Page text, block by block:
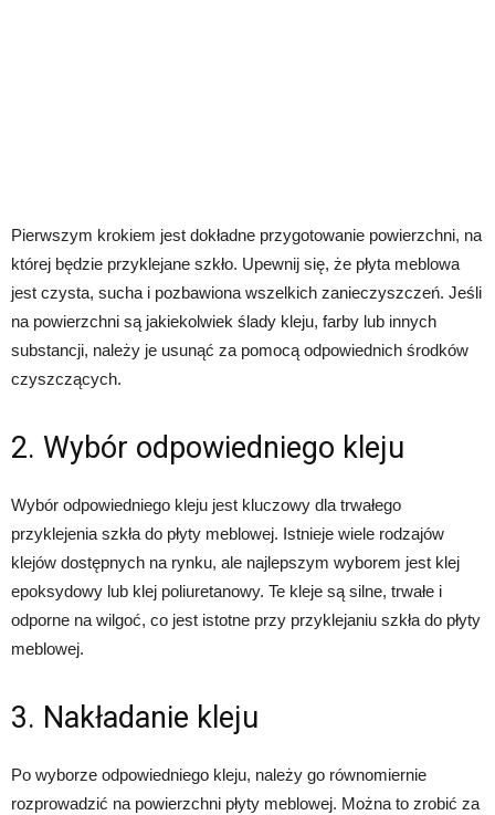
Pierwszym krokiem jest dokładne przygotowanie powierzchni, na
której będzie przyklejane szkło. Upewnij się, że płyta meblowa
jest czysta, sucha i pozbawiona wszelkich zanieczyszczeń. Jeśli
na powierzchni są jakiekolwiek ślady kleju, farby lub innych
substancji, należy je usunąć za pomocą odpowiednich środków
czyszczących.
2. Wybór odpowiedniego kleju
Wybór odpowiedniego kleju jest kluczowy dla trwałego
przyklejenia szkła do płyty meblowej. Istnieje wiele rodzajów
klejów dostępnych na rynku, ale najlepszym wyborem jest klej
epoksydowy lub klej poliuretanowy. Te kleje są silne, trwałe i
odporne na wilgoć, co jest istotne przy przyklejaniu szkła do płyty
meblowej.
3. Nakładanie kleju
Po wyborze odpowiedniego kleju, należy go równomiernie
rozprowadzić na powierzchni płyty meblowej. Można to zrobić za